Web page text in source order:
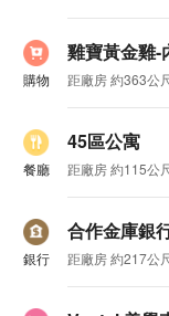
購物
雞寶黃金雞-
距廠房 約363公
餐廳
45區公寓
距廠房 約115公
銀行
合作金庫銀
距廠房 約217公